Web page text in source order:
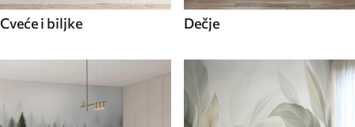
Cveće i biljke Dečje